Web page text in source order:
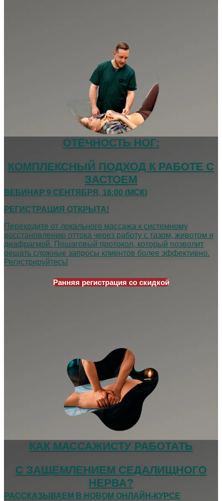
ОТЁЧНОСТЬ НОГ:
КОМПЛЕКСНЫЙ ПОДХОД К РАБОТЕ С
ЗАСТОЕМ
ВЕБИНАР 9 СЕНТЯБРЯ, 16:00 (МСК)
РЕГИСТРАЦИЯ ОТКРЫТА!
Переходите от локального массажа к системному
восстановлению оттока через работу с тазом, животом и
диафрагмой. Пошаговый протокол, который позволит
решать сложные запросы клиентов более эффективно.
Регистрируйтесь!
Ранняя регистрация со скидкой
КАК МАССАЖИСТУ РАБОТАТЬ
С ЗАЩЕМЛЕНИЕМ СЕДАЛИЩНОГО
НЕРВА?
РАССКАЗЫВАЕМ В НОВОМ ОНЛАЙН-КУРСЕ